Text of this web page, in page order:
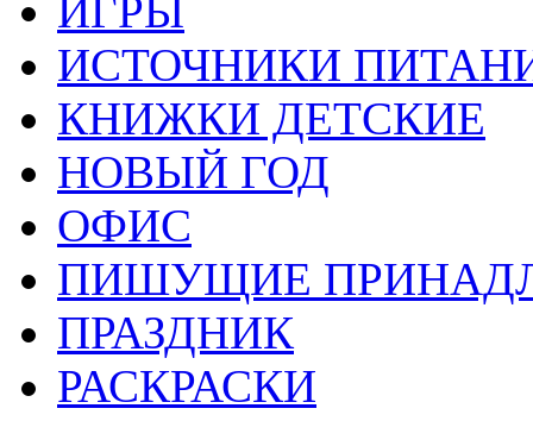
ИГРЫ
ИСТОЧНИКИ
КНИЖКИ ДЕТСКИЕ
НОВЫЙ ГОД
ОФИС
ПИШУЩИЕ
ПРАЗДНИК
РАСКРАСКИ